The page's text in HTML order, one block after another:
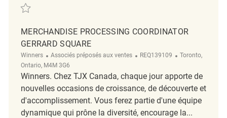
Sauvegarder Merchandise Processing Coordinator REQ139420
MERCHANDISE PROCESSING COORDINATOR
GERRARD SQUARE
Winners Catégorie
Associés préposés aux ventes ReqId
REQ139109 Emplacement
Toronto,
Ontario, M4M 3G6
Winners. Chez TJX Canada, chaque jour apporte de
nouvelles occasions de croissance, de découverte et
d'accomplissement. Vous ferez partie d'une équipe
dynamique qui prône la diversité, encourage la...